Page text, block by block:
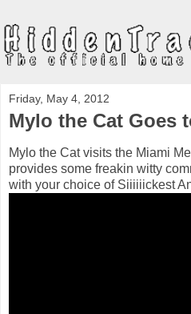
Friday, May 4, 2012
Mylo the Cat Goes
Mylo the Cat visits the Miami
provides some freakin witty
with your choice of Siiiiiickest